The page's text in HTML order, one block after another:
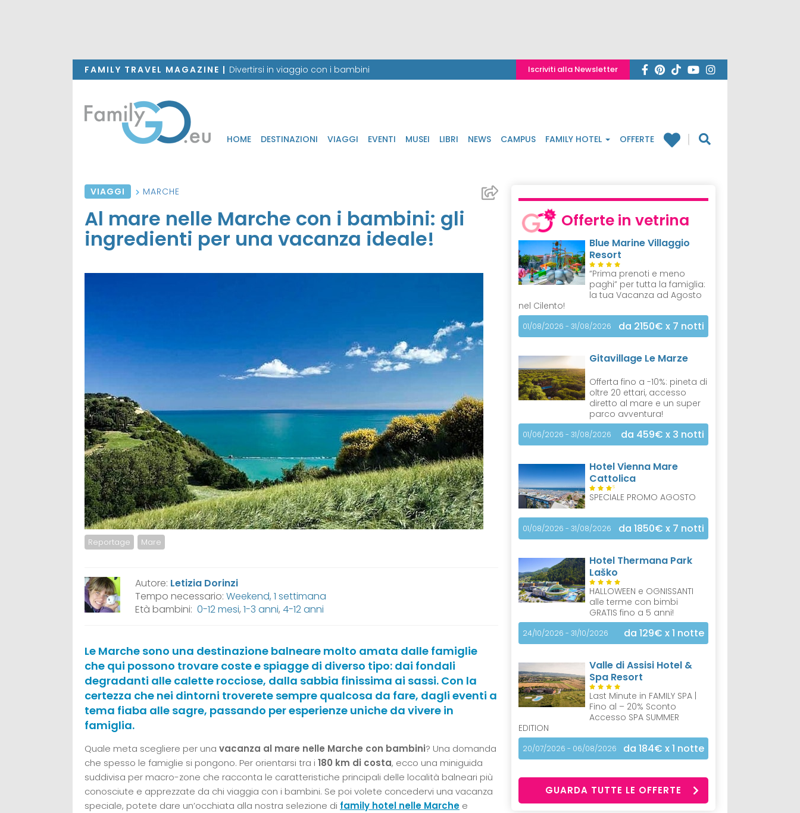
FAMILY TRAVEL MAGAZINE | Divertirsi in viaggio con i bambini Iscriviti alla Newsletter
HOME DESTINAZIONI VIAGGI EVENTI MUSEI LIBRI NEWS CAMPUS FAMILY HOTEL OFFERTE
VIAGGI MARCHE
Al mare nelle Marche con i bambini: gli
ingredienti per una vacanza ideale!
Reportage Mare
Autore: Letizia Dorinzi
Tempo necessario: Weekend, 1 settimana
Età bambini: 0-12 mesi, 1-3 anni, 4-12 anni
Le Marche sono una destinazione balneare molto amata dalle famiglie
che qui possono trovare coste e spiagge di diverso tipo: dai fondali
degradanti alle calette rocciose, dalla sabbia finissima ai sassi. Con la
certezza che nei dintorni troverete sempre qualcosa da fare, dagli eventi a
tema fiaba alle sagre, passando per esperienze uniche da vivere in
famiglia.
Quale meta scegliere per una vacanza al mare nelle Marche con bambini? Una domanda
che spesso le famiglie si pongono. Per orientarsi tra i 180 km di costa, ecco una miniguida
suddivisa per macro-zone che racconta le caratteristiche principali delle località balneari più
conosciute e apprezzate da chi viaggia con i bambini. Se poi volete concedervi una vacanza
speciale, potete dare un’occhiata alla nostra selezione di family hotel nelle Marche e
Offerte in vetrina
Blue Marine Villaggio
Resort
“Prima prenoti e meno
paghi” per tutta la famiglia:
la tua Vacanza ad Agosto
nel Cilento!
01/08/2026 - 31/08/2026 da 2150€ x 7 notti
Gitavillage Le Marze
Offerta fino a -10%: pineta di
oltre 20 ettari, accesso
diretto al mare e un super
parco avventura!
01/06/2026 - 31/08/2026 da 459€ x 3 notti
Hotel Vienna Mare
Cattolica
S
SPECIALE PROMO AGOSTO
01/08/2026 - 31/08/2026 da 1850€ x 7 notti
Hotel Thermana Park
Laško
HALLOWEEN e OGNISSANTI
alle terme con bimbi
GRATIS fino a 5 anni!
24/10/2026 - 31/10/2026 da 129€ x 1 notte
Valle di Assisi Hotel &
Spa Resort
Last Minute in FAMILY SPA |
Fino al – 20% Sconto
Accesso SPA SUMMER
EDITION
20/07/2026 - 06/08/2026 da 184€ x 1 notte
GUARDA TUTTE LE OFFERTE